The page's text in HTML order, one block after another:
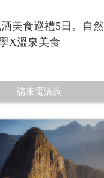
美食巡禮5日。自
X溫泉美食
請來電洽詢